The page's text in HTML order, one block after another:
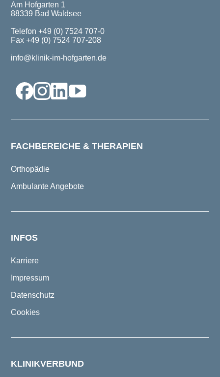
Am Hofgarten 1
88339 Bad Waldsee
Telefon +49 (0) 7524 707-0
Fax +49 (0) 7524 707-208
info@klinik-im-hofgarten.de
FACHBEREICHE & THERAPIEN
Orthopädie
Ambulante Angebote
INFOS
Karriere
Impressum
Datenschutz
Cookies
KLINIKVERBUND